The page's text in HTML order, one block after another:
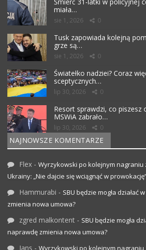
miała…
sie 1, 2026 0
Tusk zapowiada kolejną
grze są…
sie 1, 2026 0
Światełko nadziei? Coraz
sceptycznych…
lip 30, 2026 0
Resort sprawdzi, co piszesz
MSWiA zabrało…
lip 30, 2026 0
NAJNOWSZE KOMENTARZE
Flex - Wyrzykowski po kolejnym nagraniu
Ukrainy: „Nie dajcie się wciągnąć w
Hammurabi - SBU będzie mogła działać
zmienia nowa umowa?
zgred malkontent - SBU będzie mogła
naprawdę zmienia nowa umowa?
Jans - Wyrzykowski po kolejnym nagraniu